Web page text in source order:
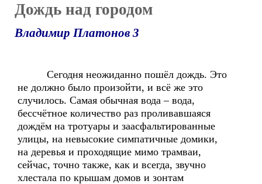
Дождь над городом
Владимир Платонов 3
Сегодня неожиданно пошёл дождь. Это
не должно было произойти, и всё же это
случилось. Самая обычная вода – вода,
бессчётное количество раз проливавшаяся
дождём на тротуары и заасфальтированные
улицы, на невысокие симпатичные домики,
на деревья и проходящие мимо трамваи,
сейчас, точно также, как и всегда, звучно
хлестала по крышам домов и зонтам